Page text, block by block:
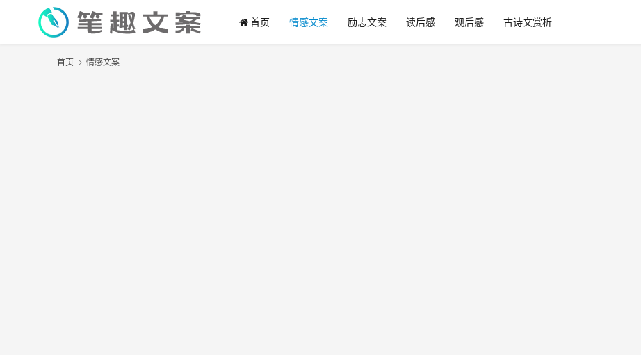
首页 情感文案 励志文案 读后感 观后感 古诗文赏析
首页 情感文案